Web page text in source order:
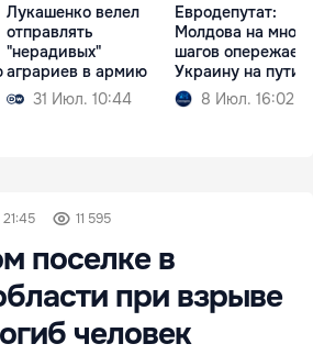
Лукашенко велел
отправлять
"нерадивых"
аграриев в армию
31 Июл. 10:44
Евродепутат:
Молдова на много
шагов опережает
Украину на пути
8 Июл. 16:02
11 595
поселке в
при взрыве
человек